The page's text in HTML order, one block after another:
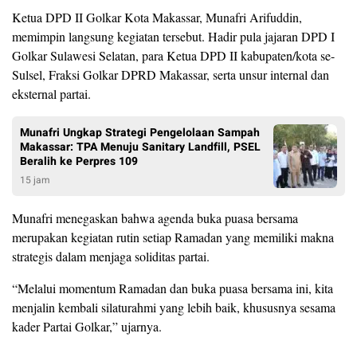
Ketua DPD II Golkar Kota Makassar, Munafri Arifuddin,
memimpin langsung kegiatan tersebut. Hadir pula jajaran DPD I
Golkar Sulawesi Selatan, para Ketua DPD II kabupaten/kota se-
Sulsel, Fraksi Golkar DPRD Makassar, serta unsur internal dan
eksternal partai.
Munafri Ungkap Strategi Pengelolaan Sampah
Makassar: TPA Menuju Sanitary Landfill, PSEL
Beralih ke Perpres 109
15 jam
Munafri menegaskan bahwa agenda buka puasa bersama
merupakan kegiatan rutin setiap Ramadan yang memiliki makna
strategis dalam menjaga soliditas partai.
“Melalui momentum Ramadan dan buka puasa bersama ini, kita
menjalin kembali silaturahmi yang lebih baik, khususnya sesama
kader Partai Golkar,” ujarnya.